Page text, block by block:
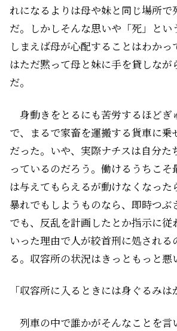
れになるよりは母や妹と同じ場所で
だ。しかしそんな思いや「死」とい
しまえば母が心配することはわかっ
はただ黙って母と妹に手を貸しなが
だ。
身動きをとるにも苦労するほどぎ
で、まるで家畜を運搬する貨車に乗
だった。いや、実際ナチスは自分た
っているのだろう。働けるうちこ
は与えてもらえるが動けなくなった
暴れでもしようものなら、即時つぶ
でも、反乱を計画したとか指示に従
いった理由で人が絞首刑に処される
る。収容所の状況はきっともっと悪
「収容所に入るときには身ぐるみは
列車の中で誰かがそんなことを言